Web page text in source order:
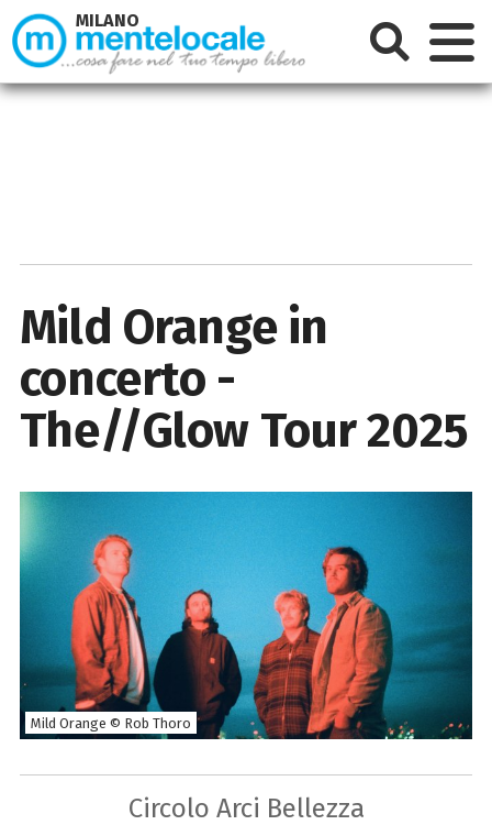
Mild Orange in
concerto -
The//Glow Tour 2025
Mild Orange © Rob Thoro
Circolo Arci Bellezza
MILANO